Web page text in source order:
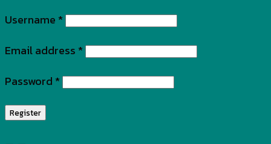
Username *
Email address *
Password *
Register